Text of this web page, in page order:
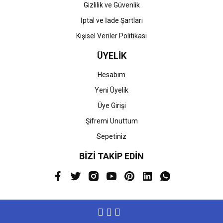
Gizlilik ve Güvenlik
İptal ve İade Şartları
Kişisel Veriler Politikası
ÜYELİK
Hesabım
Yeni Üyelik
Üye Girişi
Şifremi Unuttum
Sepetiniz
BİZİ TAKİP EDİN